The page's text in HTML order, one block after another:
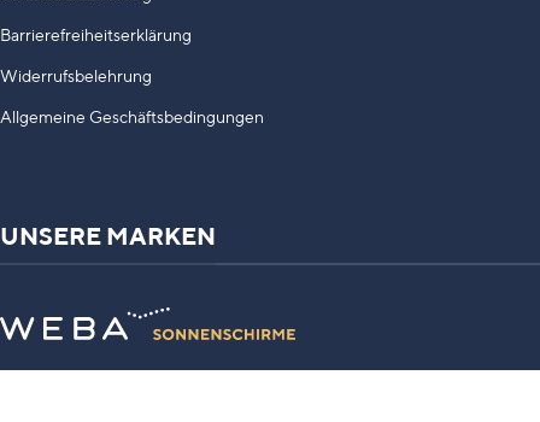
Barrierefreiheitserklärung
Widerrufsbelehrung
Allgemeine Geschäftsbedingungen
UNSERE MARKEN